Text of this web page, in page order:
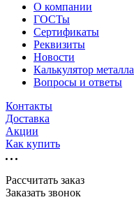
О компании
ГОСТы
Сертификаты
Реквизиты
Новости
Калькулятор металла
Вопросы и ответы
Контакты
Доставка
Акции
Как купить
Рассчитать заказ
Заказать звонок